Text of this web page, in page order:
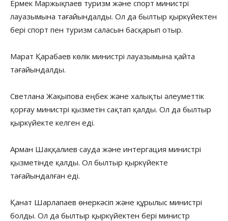
Ермек Маржықпаев туризм және спорт министрі
лауазымына тағайындалды. Ол да былтыр қыркүйектен
бері спорт пен туризм саласын басқарып отыр.
Марат Қарабаев көлік министрі лауазымына қайта
тағайындалды.
Светлана Жақыпова еңбек және халықты әлеуметтік
қорғау министрі қызметін сақтап қалды. Ол да былтыр
қыркүйекте келген еді.
Арман Шаққалиев сауда және интергация министрі
қызметінде қалды. Ол былтыр қыркүйекте
тағайындалған еді.
Қанат Шарлапаев өнеркәсіп және құрылыс министрі
болды. Ол да былтыр қыркүйектен бері министр